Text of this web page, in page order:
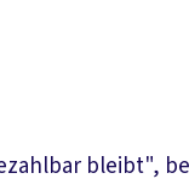
bleibt",